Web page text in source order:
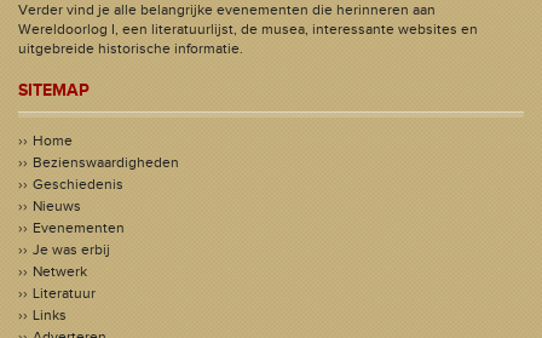
Verder vind je alle belangrijke evenementen die herinneren aan
Wereldoorlog I, een literatuurlijst, de musea, interessante websites en
uitgebreide historische informatie.
SITEMAP
Home
Bezienswaardigheden
Geschiedenis
Nieuws
Evenementen
Je was erbij
Netwerk
Literatuur
Links